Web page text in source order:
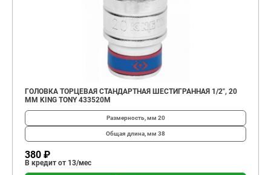
ГОЛОВКА ТОРЦЕВАЯ СТАНДАРТНАЯ ШЕСТИГРАННАЯ 1/2", 20
ММ KING TONY 433520M
Размерность, мм 20
Общая длина, мм 38
380 ₽
В кредит от 13/мес